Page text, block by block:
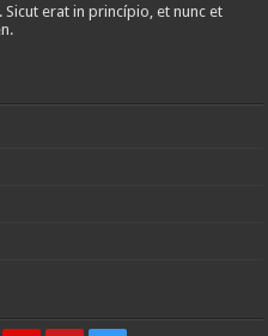
Sicut erat in princípio, et nunc et